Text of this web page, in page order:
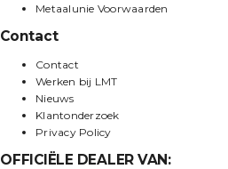
Metaalunie Voorwaarden
Contact
Contact
Werken bij LMT
Nieuws
Klantonderzoek
Privacy Policy
OFFICIËLE DEALER VAN: